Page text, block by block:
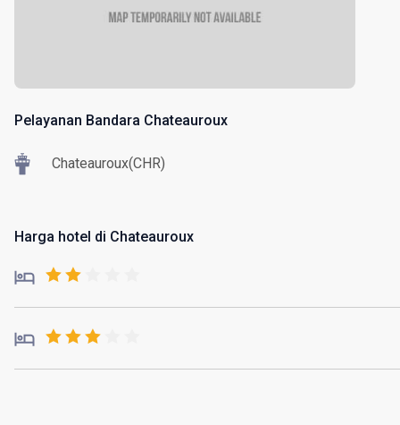
Pelayanan Bandara Chateauroux
Chateauroux(CHR)
Harga hotel di Chateauroux